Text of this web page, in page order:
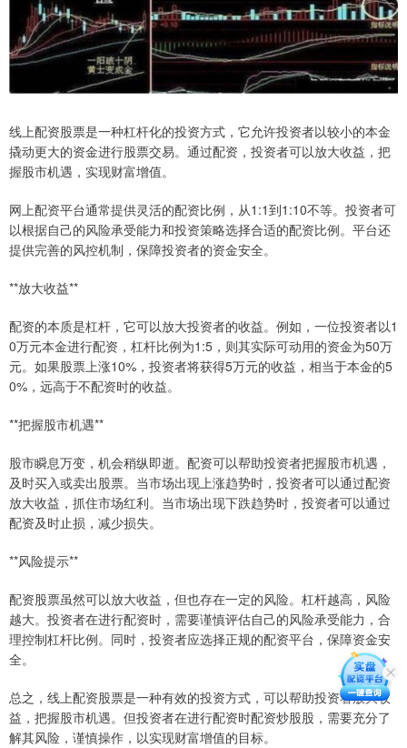
线上配资股票是一种杠杆化的投资方式，它允许投资者以较小的本金
撬动更大的资金进行股票交易。通过配资，投资者可以放大收益，把
握股市机遇，实现财富增值。
网上配资平台通常提供灵活的配资比例，从1:1到1:10不等。投资者可
以根据自己的风险承受能力和投资策略选择合适的配资比例。平台还
提供完善的风控机制，保障投资者的资金安全。
**放大收益**
配资的本质是杠杆，它可以放大投资者的收益。例如，一位投资者以1
0万元本金进行配资，杠杆比例为1:5，则其实际可动用的资金为50万
元。如果股票上涨10%，投资者将获得5万元的收益，相当于本金的5
0%，远高于不配资时的收益。
**把握股市机遇**
股市瞬息万变，机会稍纵即逝。配资可以帮助投资者把握股市机遇，
及时买入或卖出股票。当市场出现上涨趋势时，投资者可以通过配资
放大收益，抓住市场红利。当市场出现下跌趋势时，投资者可以通过
配资及时止损，减少损失。
**风险提示**
配资股票虽然可以放大收益，但也存在一定的风险。杠杆越高，风险
越大。投资者在进行配资时，需要谨慎评估自己的风险承受能力，合
理控制杠杆比例。同时，投资者应选择正规的配资平台，保障资金安
全。
总之，线上配资股票是一种有效的投资方式，可以帮助投资者放大收
益，把握股市机遇。但投资者在进行配资时配资炒股股，需要充分了
解其风险，谨慎操作，以实现财富增值的目标。